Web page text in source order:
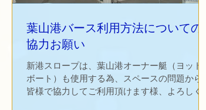
葉山港バース利用方法についての
協力お願い
新港スロープは、葉山港オーナー艇（ヨット・
ボート）も使用する為、スペースの問題から
皆様で協力してご利用頂けます様、よろしくお